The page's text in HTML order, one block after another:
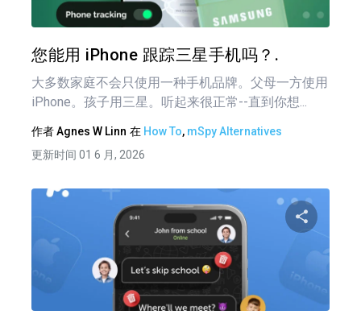
您能用 iPhone 跟踪三星手机吗？.
大多数家庭不会只使用一种手机品牌。父母一方使用
iPhone。孩子用三星。听起来很正常--直到你想...
作者Agnes W Linn 在 How To, mSpy Alternatives
更新时间 01 6 月, 2026
分